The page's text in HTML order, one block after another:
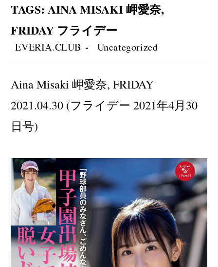
TAGS:AINA MISAKI 岬愛奈,
FRIDAY フライデー
Post
author:
EVERIA.CLUB
Post
category:
Uncategorized
Aina Misaki 岬愛奈, FRIDAY
2021.04.30 (フライデー 2021年4月30
日号)